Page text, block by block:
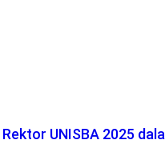
UNISBA 2025